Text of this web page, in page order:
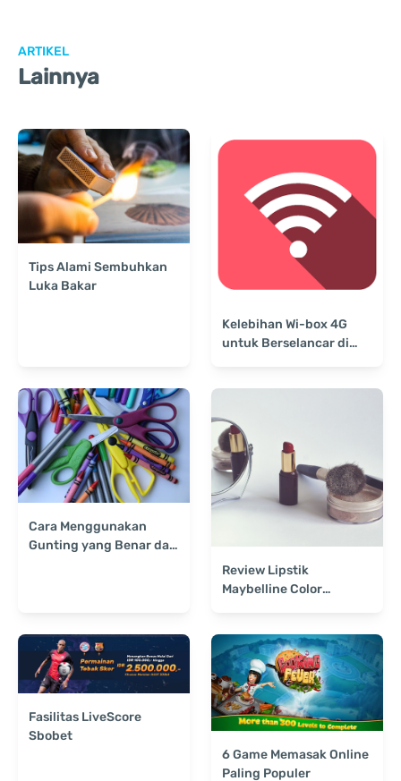
ARTIKEL
Lainnya
Tips Alami Sembuhkan
Luka Bakar
Kelebihan Wi-box 4G
untuk Berselancar di
Cara Menggunakan
Gunting yang Benar dan
Review Lipstik
Maybelline Color
Fasilitas LiveScore
Sbobet
6 Game Memasak Online
Paling Populer